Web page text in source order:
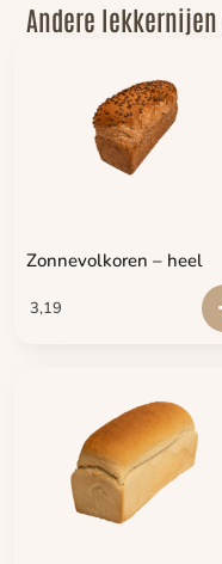
Andere lekkernijen
Zonnevolkoren – heel
3,19